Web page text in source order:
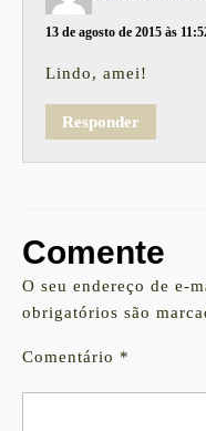
13 de agosto de 2015 às
Lindo, amei!
Responder
Comente
O seu endereço de e-
obrigatórios são
Comentário *